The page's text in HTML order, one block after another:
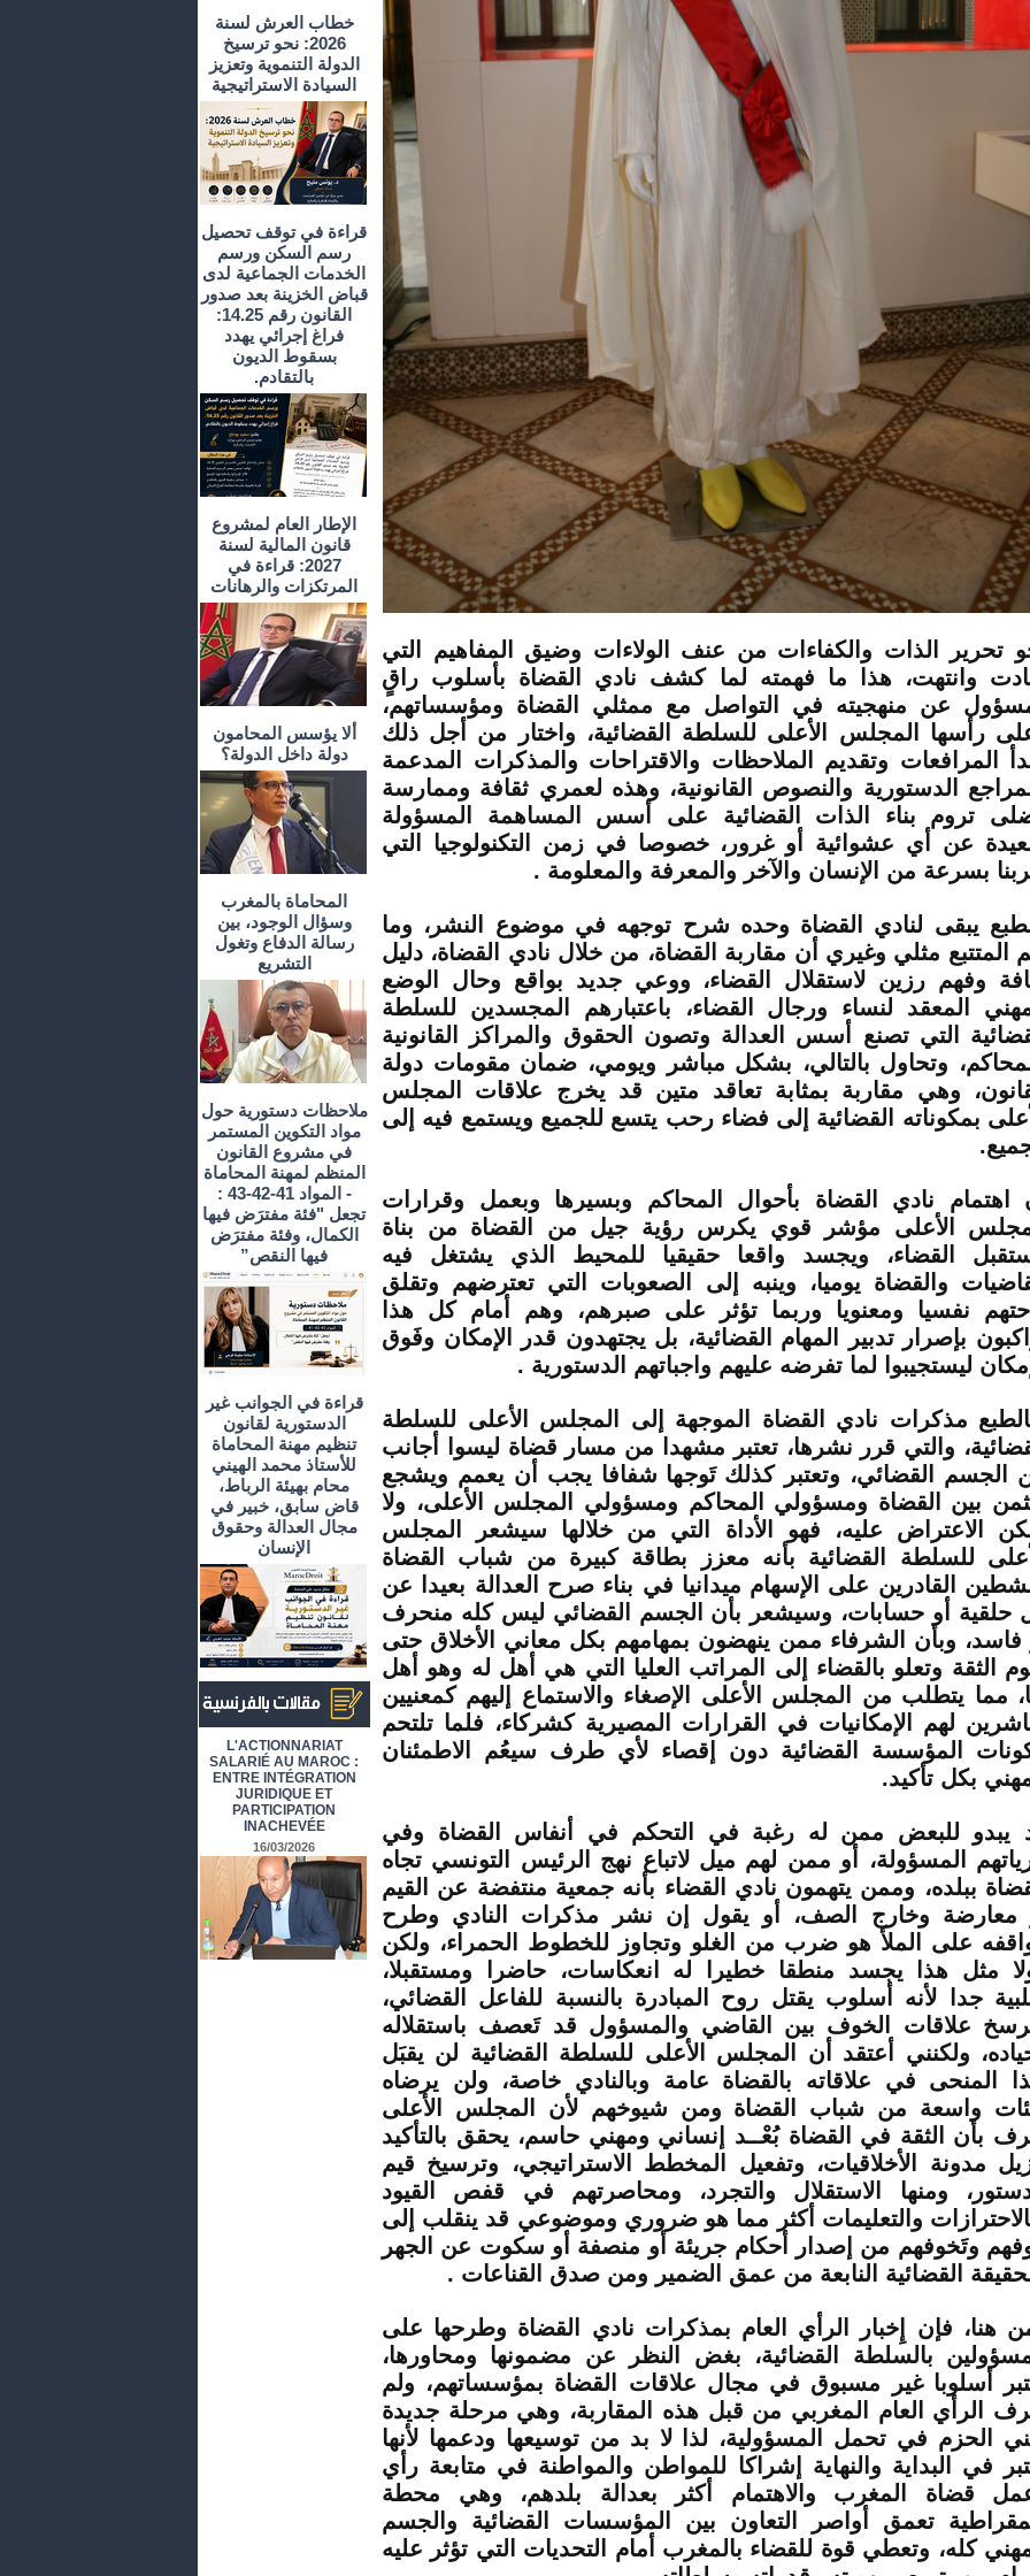
خطاب العرش لسنة
2026: نحو ترسيخ
الدولة التنموية وتعزيز
السيادة الاستراتيجية
قراءة في توقف تحصيل
رسم السكن ورسم
الخدمات الجماعية لدى
قباض الخزينة بعد صدور
القانون رقم 14.25:
فراغ إجرائي يهدد
بسقوط الديون
بالتقادم.
الإطار العام لمشروع
قانون المالية لسنة
2027: قراءة في
المرتكزات والرهانات
ألا يؤسس المحامون
دولة داخل الدولة؟
المحاماة بالمغرب
وسؤال الوجود، بين
رسالة الدفاع وتغول
التشريع
ملاحظات دستورية حول
مواد التكوين المستمر
في مشروع القانون
المنظم لمهنة المحاماة
- المواد 41-42-43 :
تجعل "فئة مفترَض فيها
الكمال، وفئة مفترَض
فيها النقص”
قراءة في الجوانب غير
الدستورية لقانون
تنظيم مهنة المحاماة
للأستاذ محمد الهيني
محام بهيئة الرباط،
قاض سابق، خبير في
مجال العدالة وحقوق
الإنسان
L'ACTIONNARIAT
SALARIÉ AU MAROC :
ENTRE INTÉGRATION
JURIDIQUE ET
PARTICIPATION
INACHEVÉE
16/03/2026
تحرير الذات والكفاءات من عنف الولاءات وضيق المفاهيم التي
وانتهت، هذا ما فهمته لما كشف نادي القضاة بأسلوب راقٍ
عن منهجيته في التواصل مع ممثلي القضاة ومؤسساتهم،
رأسها المجلس الأعلى للسلطة القضائية، واختار من أجل ذلك
المرافعات وتقديم الملاحظات والاقتراحات والمذكرات المدعمة
الدستورية والنصوص القانونية، وهذه لعمري ثقافة وممارسة
تروم بناء الذات القضائية على أسس المساهمة المسؤولة
عن أي عشوائية أو غرور، خصوصا في زمن التكنولوجيا التي
بسرعة من الإنسان والآخر والمعرفة والمعلومة .
يبقى لنادي القضاة وحده شرح توجهه في موضوع النشر، وما
المتتبع مثلي وغيري أن مقاربة القضاة، من خلال نادي القضاة، دليل
وفهم رزين لاستقلال القضاء، ووعي جديد بواقع وحال الوضع
المعقد لنساء ورجال القضاء، باعتبارهم المجسدين للسلطة
التي تصنع أسس العدالة وتصون الحقوق والمراكز القانونية
وتحاول بالتالي، بشكل مباشر ويومي، ضمان مقومات دولة
وهي مقاربة بمثابة تعاقد متين قد يخرج علاقات المجلس
بمكوناته القضائية إلى فضاء رحب يتسع للجميع ويستمع فيه إلى
اهتمام نادي القضاة بأحوال المحاكم وبسيرها وبعمل وقرارات
الأعلى مؤشر قوي يكرس رؤية جيل من القضاة من بناة
القضاء، ويجسد واقعا حقيقيا للمحيط الذي يشتغل فيه
والقضاة يوميا، وينبه إلى الصعوبات التي تعترضهم وتقلق
نفسيا ومعنويا وربما تؤثر على صبرهم، وهم أمام كل هذا
بإصرار تدبير المهام القضائية، بل يجتهدون قدر الإمكان وفَوق
ليستجيبوا لما تفرضه عليهم واجباتهم الدستورية .
مذكرات نادي القضاة الموجهة إلى المجلس الأعلى للسلطة
والتي قرر نشرها، تعتبر مشهدا من مسار قضاة ليسوا أجانب
الجسم القضائي، وتعتبر كذلك تَوجها شفافا يجب أن يعمم ويشجع
بين القضاة ومسؤولي المحاكم ومسؤولي المجلس الأعلى، ولا
الاعتراض عليه، فهو الأداة التي من خلالها سيشعر المجلس
للسلطة القضائية بأنه معزز بطاقة كبيرة من شباب القضاة
القادرين على الإسهام ميدانيا في بناء صرح العدالة بعيدا عن
حلقية أو حسابات، وسيشعر بأن الجسم القضائي ليس كله منحرف
فاسد، وبأن الشرفاء ممن ينهضون بمهامهم بكل معاني الأخلاق حتى
الثقة وتعلو بالقضاء إلى المراتب العليا التي هي أهل له وهو أهل
مما يتطلب من المجلس الأعلى الإصغاء والاستماع إليهم كمعنيين
لهم الإمكانيات في القرارات المصيرية كشركاء، فلما تلتحم
المؤسسة القضائية دون إقصاء لأي طرف سيعُم الاطمئنان
بكل تأكيد.
يبدو للبعض ممن له رغبة في التحكم في أنفاس القضاة وفي
المسؤولة، أو ممن لهم ميل لاتباع نهج الرئيس التونسي تجاه
ببلده، وممن يتهمون نادي القضاء بأنه جمعية منتفضة عن القيم
معارضة وخارج الصف، أو يقول إن نشر مذكرات النادي وطرح
على الملأ هو ضرب من الغلو وتجاوز للخطوط الحمراء، ولكن
مثل هذا يجسد منطقا خطيرا له انعكاسات، حاضرا ومستقبلا،
جدا لأنه أسلوب يقتل روح المبادرة بالنسبة للفاعل القضائي،
علاقات الخوف بين القاضي والمسؤول قد تَعصف باستقلاله
ولكنني أعتقد أن المجلس الأعلى للسلطة القضائية لن يقبَل
المنحى في علاقاته بالقضاة عامة وبالنادي خاصة، ولن يرضاه
واسعة من شباب القضاة ومن شيوخهم لأن المجلس الأعلى
بأن الثقة في القضاة بُعْــد إنساني ومهني حاسم، يحقق بالتأكيد
مدونة الأخلاقيات، وتفعيل المخطط الاستراتيجي، وترسيخ قيم
ومنها الاستقلال والتجرد، ومحاصرتهم في قفص القيود
والتعليمات أكثر مما هو ضروري وموضوعي قد ينقلب إلى
وتَخوفهم من إصدار أحكام جريئة أو منصفة أو سكوت عن الجهر
القضائية النابعة من عمق الضمير ومن صدق القناعات .
هنا، فإن إِخبار الرأي العام بمذكرات نادي القضاة وطرحها على
بالسلطة القضائية، بغض النظر عن مضمونها ومحاورها،
أسلوبا غير مسبوق في مجال علاقات القضاة بمؤسساتهم، ولم
الرأي العام المغربي من قبل هذه المقاربة، وهي مرحلة جديدة
الحزم في تحمل المسؤولية، لذا لا بد من توسيعها ودعمها لأنها
في البداية والنهاية إشراكا للمواطن والمواطنة في متابعة رأي
قضاة المغرب والاهتمام أكثر بعدالة بلدهم، وهي محطة
تعمق أواصر التعاون بين المؤسسات القضائية والجسم
كله، وتعطي قوة للقضاء بالمغرب أمام التحديات التي تؤثر عليه